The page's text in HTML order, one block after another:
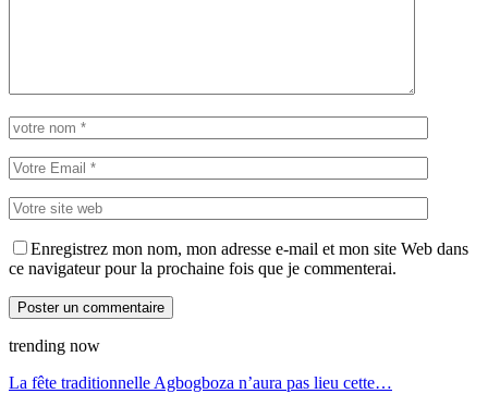
Enregistrez mon nom, mon adresse e-mail et mon site Web dans
ce navigateur pour la prochaine fois que je commenterai.
trending now
La fête traditionnelle Agbogboza n’aura pas lieu cette…